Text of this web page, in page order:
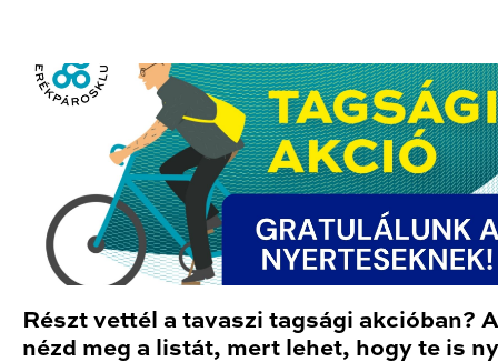
Részt vettél a tavaszi tagsági akcióban?
nézd meg a listát, mert lehet, hogy te is